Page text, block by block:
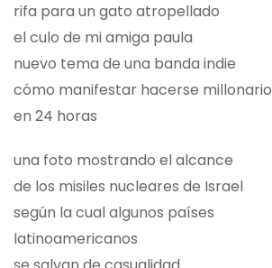
rifa para un gato atropellado
el culo de mi amiga paula
nuevo tema de una banda indie
cómo manifestar hacerse millonario
en 24 horas
una foto mostrando el alcance
de los misiles nucleares de Israel
según la cual algunos países
latinoamericanos